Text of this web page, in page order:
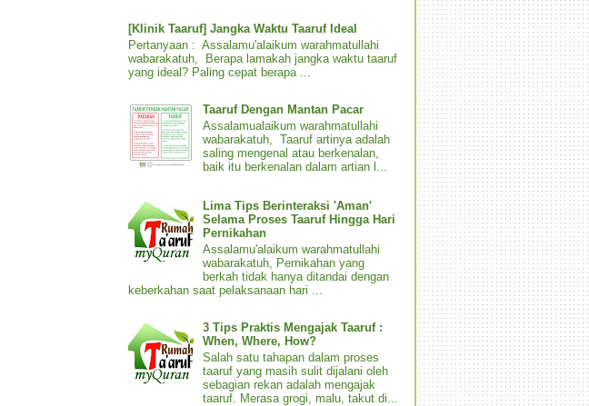
[Klinik Taaruf] Jangka Waktu Taaruf Ideal
Pertanyaan : Assalamu'alaikum warahmatullahi
wabarakatuh, Berapa lamakah jangka waktu taaruf
yang ideal? Paling cepat berapa ...
Taaruf Dengan Mantan Pacar
Assalamualaikum warahmatullahi
wabarakatuh, Taaruf artinya adalah
saling mengenal atau berkenalan,
baik itu berkenalan dalam artian l...
Lima Tips Berinteraksi 'Aman'
Selama Proses Taaruf Hingga Hari
Pernikahan
Assalamu'alaikum warahmatullahi
wabarakatuh, Pernikahan yang
berkah tidak hanya ditandai dengan
keberkahan saat pelaksanaan hari ...
3 Tips Praktis Mengajak Taaruf :
When, Where, How?
Salah satu tahapan dalam proses
taaruf yang masih sulit dijalani oleh
sebagian rekan adalah mengajak
taaruf. Merasa grogi, malu, takut di...